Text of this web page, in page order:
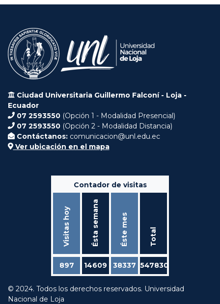
Ciudad Universitaria Guillermo Falconí - Loja -
Ecuador
07 2593550 (Opción 1 - Modalidad Presencial)
07 2593550 (Opción 2 - Modalidad Distancia)
Contáctanos: comunicacion@unl.edu.ec
Ver ubicación en el mapa
Contador de visitas
Visitas hoy Ésta semana Éste mes Total
897 14609 38337 547830
© 2024. Todos los derechos reservados. Universidad
Nacional de Loja